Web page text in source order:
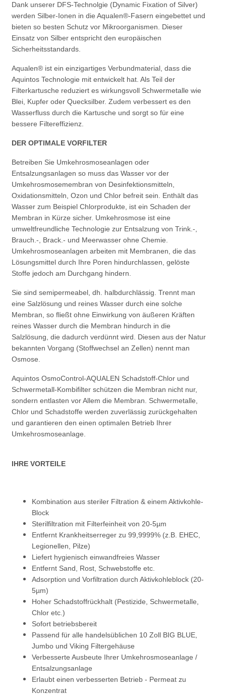
Dank unserer DFS-Technolgie (Dynamic Fixation of Silver)
werden Silber-Ionen in die Aqualen®-Fasern eingebettet und
bieten so besten Schutz vor Mikroorganismen. Dieser
Einsatz von Silber entspricht den europäischen
Sicherheitsstandards.
Aqualen® ist ein einzigartiges Verbundmaterial, dass die
Aquintos Technologie mit entwickelt hat. Als Teil der
Filterkartusche reduziert es wirkungsvoll Schwermetalle wie
Blei, Kupfer oder Quecksilber. Zudem verbessert es den
Wasserfluss durch die Kartusche und sorgt so für eine
bessere Filtereffizienz.
DER OPTIMALE VORFILTER
Betreiben Sie Umkehrosmoseanlagen oder
Entsalzungsanlagen so muss das Wasser vor der
Umkehrosmosemembran von Desinfektionsmitteln,
Oxidationsmitteln, Ozon und Chlor befreit sein. Enthält das
Wasser zum Beispiel Chlorprodukte, ist ein Schaden der
Membran in Kürze sicher. Umkehrosmose ist eine
umweltfreundliche Technologie zur Entsalzung von Trink.-,
Brauch.-, Brack.- und Meerwasser ohne Chemie.
Umkehrosmoseanlagen arbeiten mit Membranen, die das
Lösungsmittel durch Ihre Poren hindurchlassen, gelöste
Stoffe jedoch am Durchgang hindern.
Sie sind semipermeabel, dh. halbdurchlässig. Trennt man
eine Salzlösung und reines Wasser durch eine solche
Membran, so fließt ohne Einwirkung von äußeren Kräften
reines Wasser durch die Membran hindurch in die
Salzlösung, die dadurch verdünnt wird. Diesen aus der Natur
bekannten Vorgang (Stoffwechsel an Zellen) nennt man
Osmose.
Aquintos OsmoControl-AQUALEN Schadstoff-Chlor und
Schwermetall-Kombifilter schützen die Membran nicht nur,
sondern entlasten vor Allem die Membran. Schwermetalle,
Chlor und Schadstoffe werden zuverlässig zurückgehalten
und garantieren den einen optimalen Betrieb Ihrer
Umkehrosmoseanlage.
IHRE VORTEILE
Kombination aus steriler Filtration & einem Aktivkohle-
Block
Sterilfiltration mit Filterfeinheit von 20-5µm
Entfernt Krankheitserreger zu 99,9999% (z.B. EHEC,
Legionellen, Pilze)
Liefert hygienisch einwandfreies Wasser
Entfernt Sand, Rost, Schwebstoffe etc.
Adsorption und Vorfiltration durch Aktivkohleblock (20-
5µm)
Hoher Schadstoffrückhalt (Pestizide, Schwermetalle,
Chlor etc.)
Sofort betriebsbereit
Passend für alle handelsüblichen 10 Zoll BIG BLUE,
Jumbo und Viking Filtergehäuse
Verbesserte Ausbeute Ihrer Umkehrosmoseanlage /
Entsalzungsanlage
Erlaubt einen verbesserten Betrieb - Permeat zu
Konzentrat